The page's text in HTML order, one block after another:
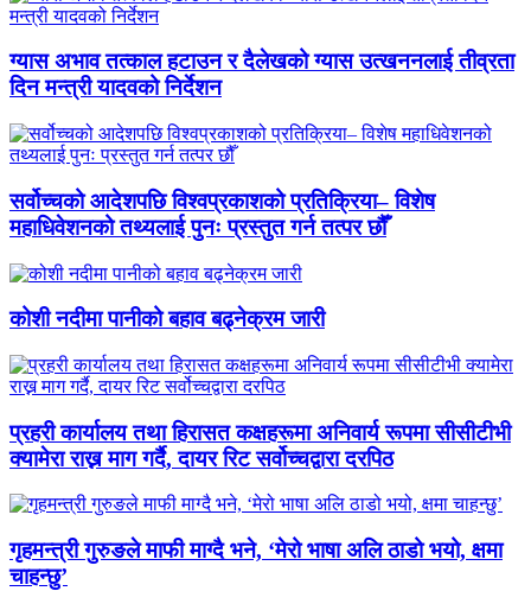
ग्यास अभाव तत्काल हटाउन र दैलेखको ग्यास उत्खननलाई तीव्रता
दिन मन्त्री यादवको निर्देशन
सर्वोच्चको आदेशपछि विश्वप्रकाशको प्रतिक्रिया– विशेष
महाधिवेशनको तथ्यलाई पुनः प्रस्तुत गर्न तत्पर छौँ
कोशी नदीमा पानीको बहाव बढ्नेक्रम जारी
प्रहरी कार्यालय तथा हिरासत कक्षहरूमा अनिवार्य रूपमा सीसीटीभी
क्यामेरा राख्न माग गर्दै, दायर रिट सर्वोच्चद्वारा दरपिठ
गृहमन्त्री गुरुङले माफी माग्दै भने, ‘मेरो भाषा अलि ठाडो भयो, क्षमा
चाहन्छु’